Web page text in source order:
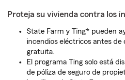
Proteja su vivienda contra los
State Farm y Ting* pueden
incendios eléctricos antes
gratuita.
El programa Ting solo está
de póliza de seguro de